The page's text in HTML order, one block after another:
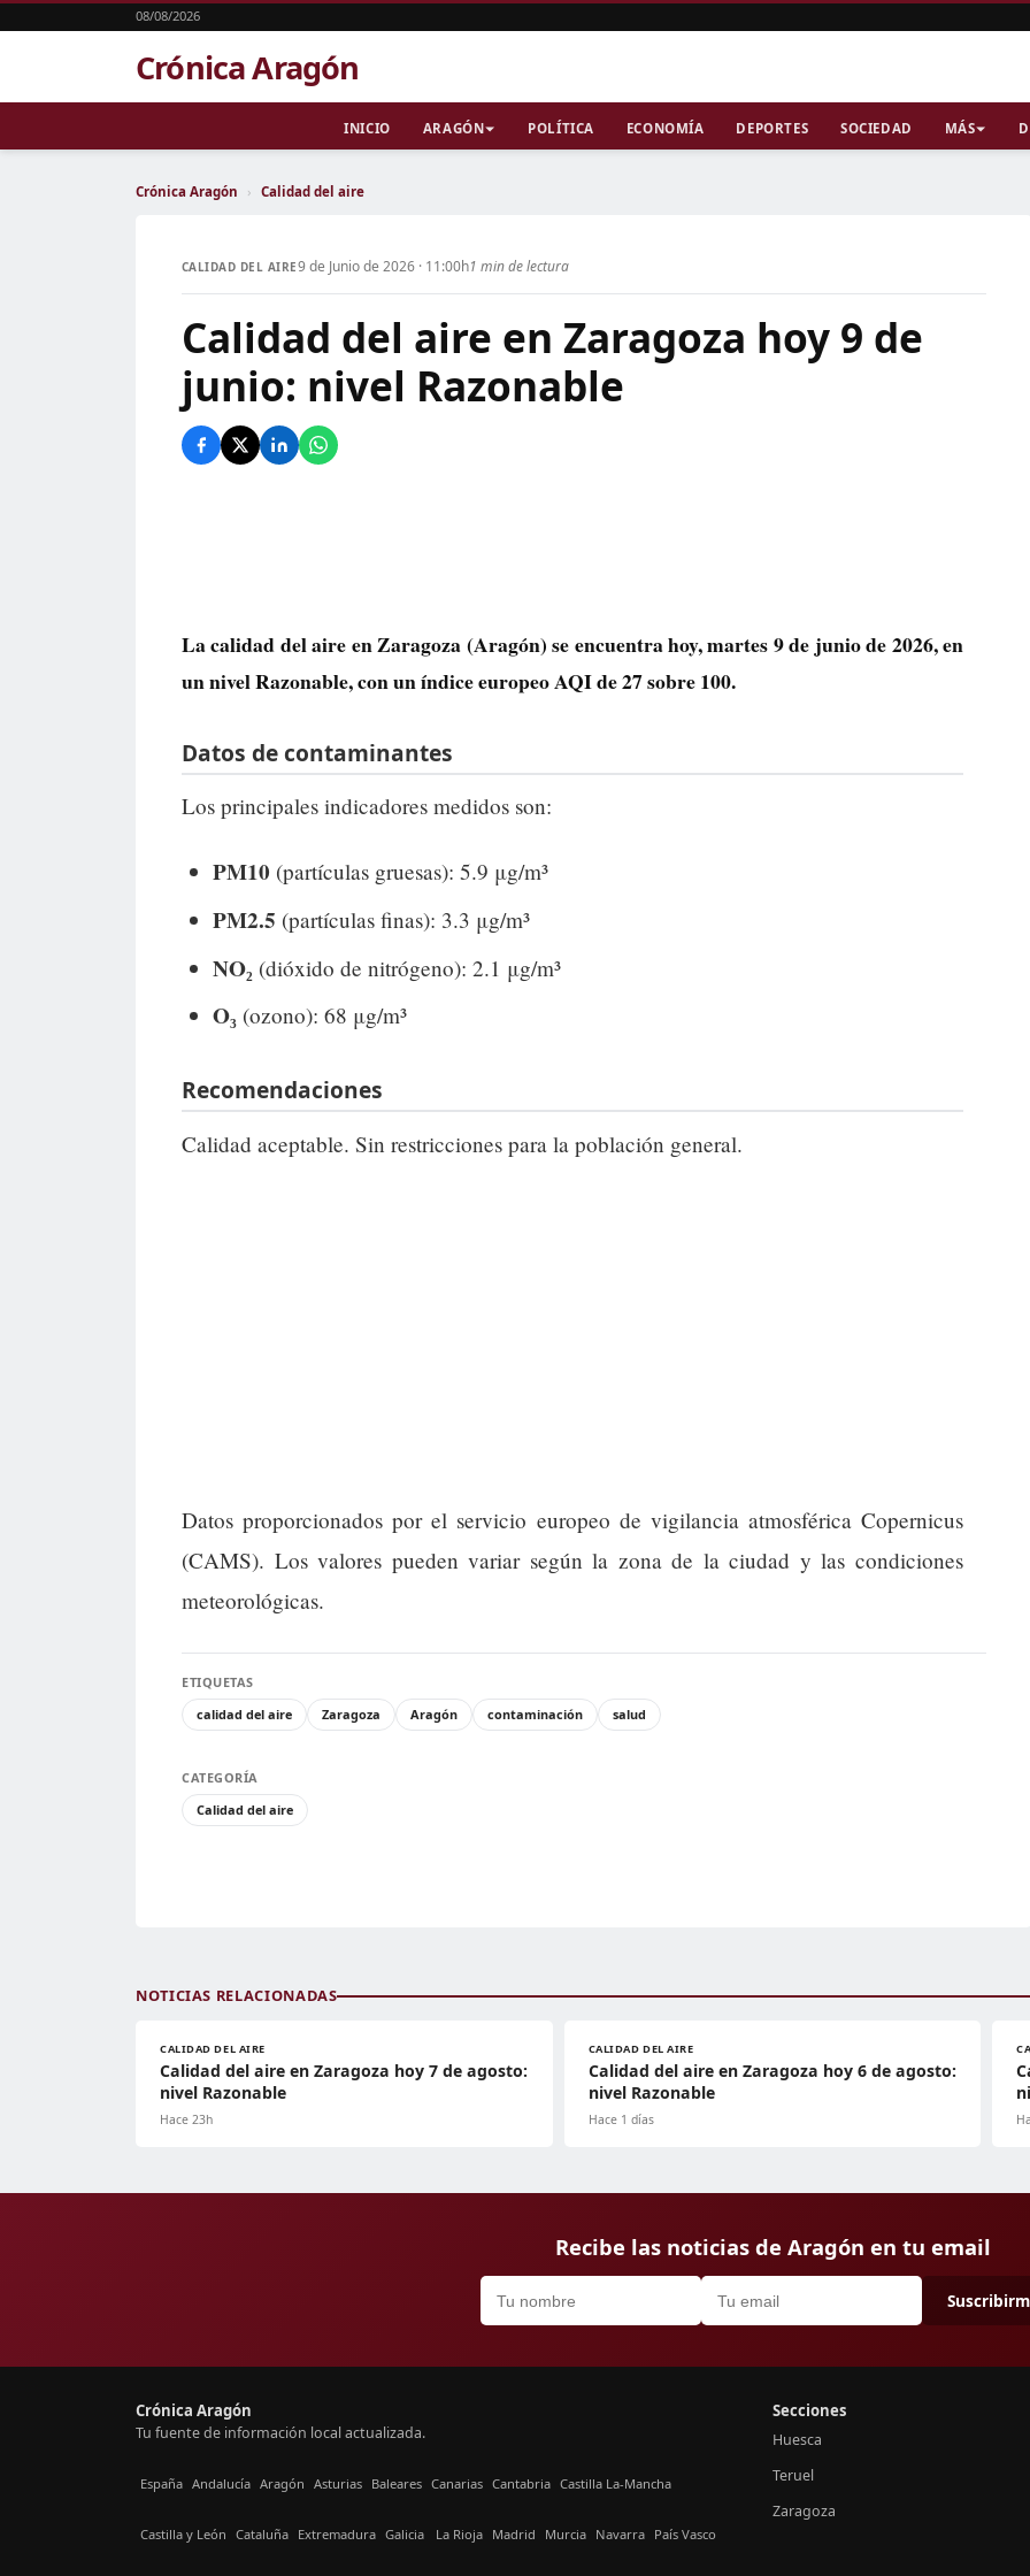
08/08/2026
Crónica Aragón
INICIO ARAGÓN POLÍTICA ECONOMÍA DEPORTES SOCIEDAD MÁS
Crónica Aragón › Calidad del aire
CALIDAD DEL AIRE9 de Junio de 2026 · 11:00h1 min de lectura
Calidad del aire en Zaragoza hoy 9 de
junio: nivel Razonable
La calidad del aire enZaragoza(Aragón) se encuentra hoy, martes 9 de junio de 2026, en
un nivelRazonable, con un índice europeo AQI de27sobre 100.
Datos de contaminantes
Los principales indicadores medidos son:
PM10 (partículas gruesas): 5.9 μg/m³
PM2.5 (partículas finas): 3.3 μg/m³
NO₂ (dióxido de nitrógeno): 2.1 μg/m³
O₃ (ozono): 68 μg/m³
Recomendaciones
Calidad aceptable. Sin restricciones para la población general.
Datos proporcionados por el servicio europeo de vigilancia atmosférica Copernicus
(CAMS). Los valores pueden variar según la zona de la ciudad y las condiciones
meteorológicas.
ETIQUETAS
calidad del aire
Zaragoza Aragón contaminación salud
CATEGORÍA
Calidad del aire
NOTICIAS RELACIONADAS
CALIDAD DEL AIRE
Calidad del aire en Zaragoza hoy 7 de agosto:
nivel Razonable
Hace 23h
CALIDAD DEL AIRE
Calidad del aire en Zaragoza hoy 6 de agosto:
nivel Razonable
Hace 1 días
Recibe las noticias de Aragón en tu email
Crónica Aragón
Tu fuente de información local actualizada.
España Andalucía Aragón Asturias Baleares Canarias Cantabria Castilla La-Mancha
Castilla y León Cataluña Extremadura Galicia La Rioja Madrid Murcia Navarra País Vasco
Secciones
Huesca
Teruel
Zaragoza